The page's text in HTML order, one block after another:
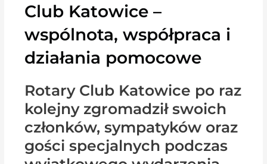
Club Katowice –
wspólnota, współpraca i
działania pomocowe
Rotary Club Katowice po raz
kolejny zgromadził swoich
członków, sympatyków oraz
gości specjalnych podczas